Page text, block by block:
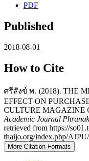
PDF
Published
2018-08-01
How to Cite
ศรีสังข์ พ. (2018). THE
EFFECT ON
CULTURE MAGAZINE
Academic Journal
retrieved from https://
thaijo.org/index.php/
More Citation Formats